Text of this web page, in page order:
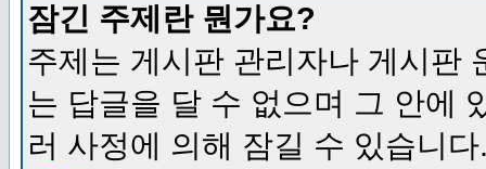
잠긴 주제란 뭔가요?
주제는 게시판 관리자나 게시판
는 답글을 달 수 없으며 그 안에
러 사정에 의해 잠길 수 있습니다